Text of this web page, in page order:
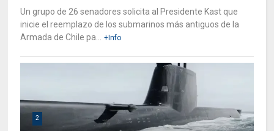
Un grupo de 26 senadores solicita al Presidente Kast que
inicie el reemplazo de los submarinos más antiguos de la
Armada de Chile pa...
+Info
2